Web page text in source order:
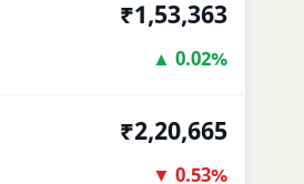
₹1,53,363
▲ 0.02%
₹2,20,665
▼ 0.53%